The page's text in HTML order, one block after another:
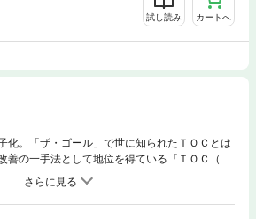
試し読み カートへ
化。「ザ・ゴール」で世に知られたＴＯＣとは
善の一手法として地位を得ている「ＴＯＣ（制
わかりやすく説明するとともに、「ザ・ゴー
る「ＴＯＣの進化」を盛り込んだ決定版入門